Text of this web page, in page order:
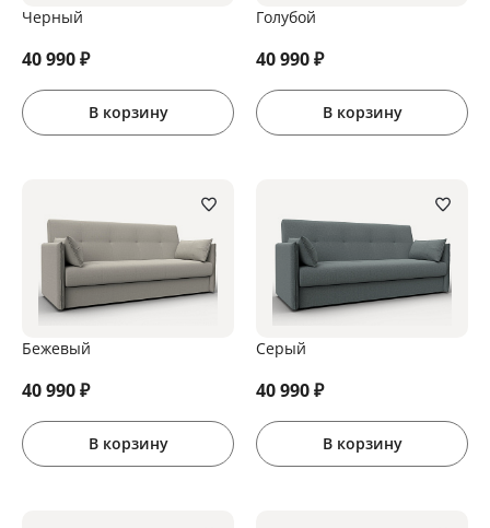
Черный
40 990₽
В корзину
Голубой
40 990₽
В корзину
Бежевый
40 990₽
В корзину
Серый
40 990₽
В корзину